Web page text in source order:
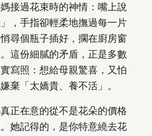
接過花束時的神情：嘴上說
，手指卻輕柔地撫過每一片
尋個瓶子插好，擱在廚房窗
這份細膩的矛盾，正是多數
寫照：想給母親驚喜，又怕
棄「太嬌貴、養不活」。
正在意的從不是花朵的價格
她記得的，是你特意繞去花